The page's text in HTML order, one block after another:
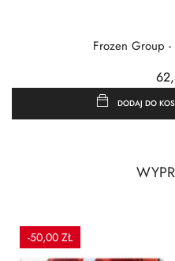
Frozen Group
DODAJ DO
-50,00 ZŁ